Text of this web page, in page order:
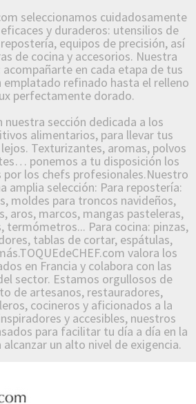
seleccionamos cuidadosamente
y duraderos: utensilios de
equipos de precisión, así
de cocina y accesorios. Nuestra
en cada etapa de tus
emplatado refinado hasta el relleno
perfectamente dorado.
nuestra sección dedicada a los
alimentarios, para llevar tus
Texturizantes, aromas, polvos
ponemos a tu disposición los
los chefs profesionales.Nuestro
amplia selección: Para repostería:
moldes para troncos navideños,
aros, marcos, mangas pasteleras,
termómetros... Para cocina: pinzas,
tablas de cortar, espátulas,
valora los
en Francia y colabora con las
sector. Estamos orgullosos de
de artesanos, restauradores,
cocineros y aficionados a la
y accesibles, nuestros
para facilitar tu día a día en la
un alto nivel de exigencia.